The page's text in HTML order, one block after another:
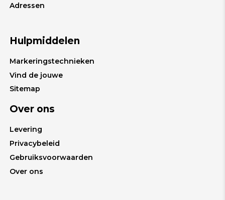
Adressen
Hulpmiddelen
Markeringstechnieken
Vind de jouwe
Sitemap
Over ons
Levering
Privacybeleid
Gebruiksvoorwaarden
Over ons